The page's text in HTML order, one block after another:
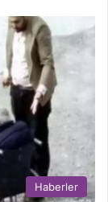
Haberler